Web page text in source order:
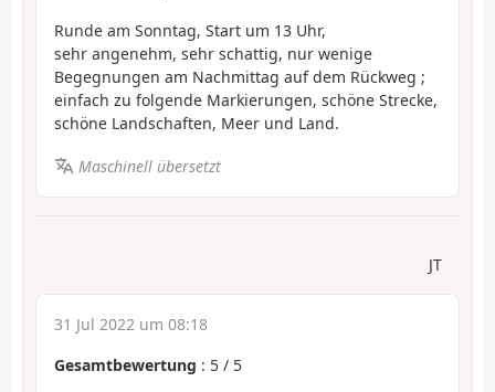
Runde am Sonntag, Start um 13 Uhr,
sehr angenehm, sehr schattig, nur wenige
Begegnungen am Nachmittag auf dem Rückweg ;
einfach zu folgende Markierungen, schöne Strecke,
schöne Landschaften, Meer und Land.
Maschinell übersetzt
JT
31 Jul 2022 um 08:18
Gesamtbewertung : 5 / 5